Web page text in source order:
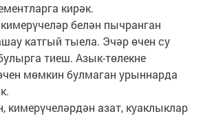
кирәк.
белән пычранган
катгый тыела. Эчәр өчен су
тиеш. Азык-төлекне
мөмкин булмаган урыннарда
кимерүчеләрдән азат, куаклыклар